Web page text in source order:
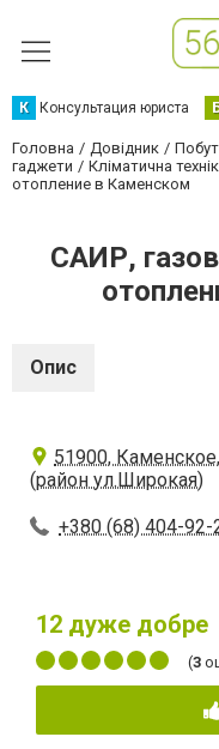
К Консультация юриста
Головна Довідник
гаджети
Кліматична
отопление в Каменском
САИР,
Опис
51900,
(район ул.Широкая)
+380 (68) 404-92-
12 дуже добре
(3